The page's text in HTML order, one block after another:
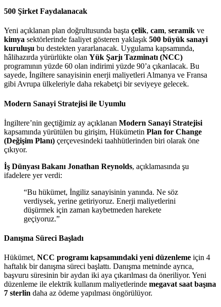
500 Şirket Faydalanacak
Yeni açıklanan plan doğrultusunda başta çelik, cam, seramik ve
kimya sektörlerinde faaliyet gösteren yaklaşık 500 büyük sanayi
kuruluşu bu destekten yararlanacak. Uygulama kapsamında,
hâlihazırda yürürlükte olan Yük Şarjı Tazminatı (NCC)
programının yüzde 60 olan indirimi yüzde 90’a çıkarılacak. Bu
sayede, İngiltere sanayisinin enerji maliyetleri Almanya ve Fransa
gibi Avrupa ülkeleriyle daha rekabetçi bir seviyeye gelecek.
Modern Sanayi Stratejisi ile Uyumlu
İngiltere’nin geçtiğimiz ay açıklanan Modern Sanayi Stratejisi
kapsamında yürütülen bu girişim, Hükümetin Plan for Change
(Değişim Planı) çerçevesindeki taahhütlerinden biri olarak öne
çıkıyor.
İş Dünyası Bakanı Jonathan Reynolds, açıklamasında şu
ifadelere yer verdi:
“Bu hükümet, İngiliz sanayisinin yanında. Ne söz
verdiysek, yerine getiriyoruz. Enerji maliyetlerini
düşürmek için zaman kaybetmeden harekete
geçiyoruz.”
Danışma Süreci Başladı
Hükümet, NCC programı kapsamındaki yeni düzenleme için 4
haftalık bir danışma süreci başlattı. Danışma metninde ayrıca,
başvuru süresinin bir aydan iki aya çıkarılması da öneriliyor. Yeni
düzenleme ile elektrik kullanım maliyetlerinde megavat saat başına
7 sterlin daha az ödeme yapılması öngörülüyor.